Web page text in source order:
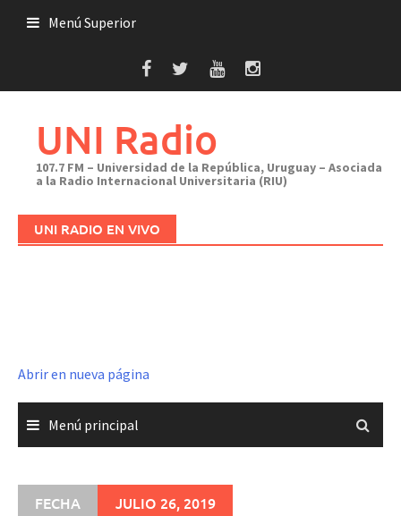
Menú Superior
UNI Radio
107.7 FM – Universidad de la República, Uruguay – Asociada
a la Radio Internacional Universitaria (RIU)
UNI RADIO EN VIVO
Abrir en nueva página
Menú principal
FECHA JULIO 26, 2019